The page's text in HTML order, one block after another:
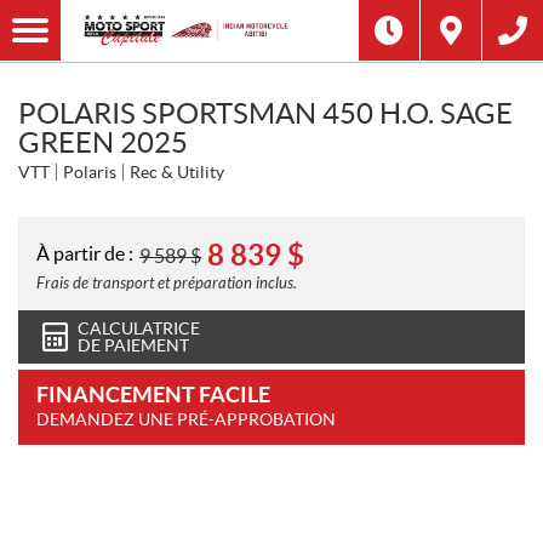
POLARIS SPORTSMAN 450 H.O. SAGE
GREEN 2025
VTT Polaris Rec & Utility
À partir de : 9 589$ 8 839 $
Frais de transport et préparation inclus.
CALCULATRICE
DE PAIEMENT
FINANCEMENT FACILE
DEMANDEZ UNE PRÉ-APPROBATION